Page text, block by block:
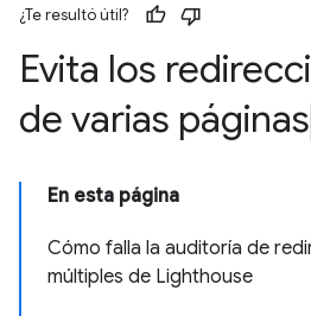
¿Te resultó útil?
Evita los
de varias páginas
En esta página
Cómo falla la auditoría de
múltiples de Lighthouse